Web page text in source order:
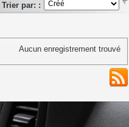
Trier par: :
Aucun enregistrement trouvé